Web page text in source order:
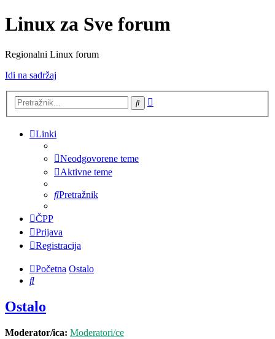
Linux za Sve forum
Regionalni Linux forum
Idi na sadržaj
Pretražnik
Linki
Neodgovorene teme
Aktivne teme
Pretražnik
ČPP
Prijava
Registracija
Početna Ostalo
Pretražnik
Ostalo
Moderator/ica: Moderatori/ce